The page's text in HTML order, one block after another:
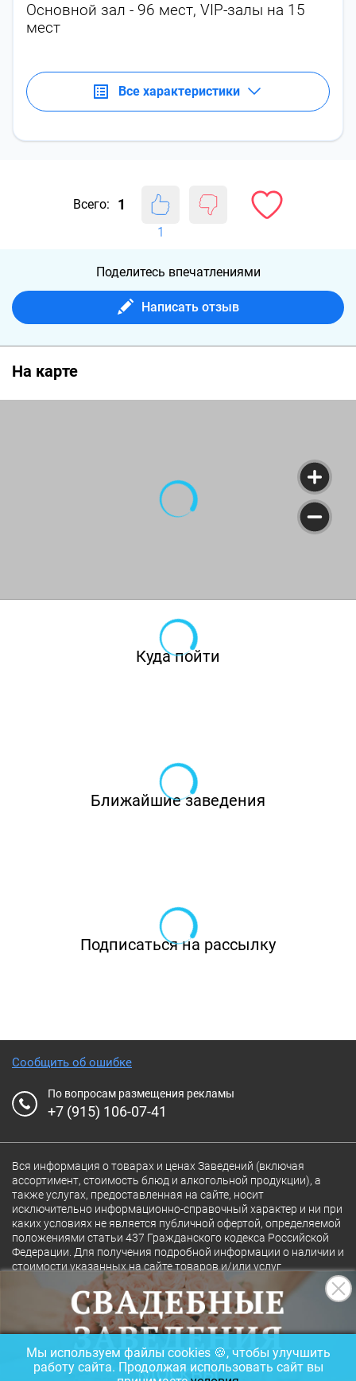
Основной зал - 96 мест, VIP-залы на 15
мест
Все характеристики
Всего: 1
1
Поделитесь впечатлениями
Написать отзыв
На карте
Куда пойти
Ближайшие заведения
Подписаться на рассылку
Сообщить об ошибке
По вопросам размещения рекламы
+7 (915) 106-07-41
Вся информация о товарах и ценах Заведений (включая
ассортимент, стоимость блюд и алкогольной продукции), а
также услугах, предоставленная на сайте, носит
исключительно информационно-справочный характер и ни при
каких условиях не является публичной офертой, определяемой
положениями статьи 437 Гражданского кодекса Российской
Федерации. Для получения подробной информации о наличии и
стоимости указанных на сайте товаров и/или услуг
конкретного Заведения обращайтесь непосредственно в
Полная версия сайта 18+
© 2026 Ресторан.Ru
Мы используем файлы cookies 🍪, чтобы улучшить
работу сайта. Продолжая использовать сайт вы